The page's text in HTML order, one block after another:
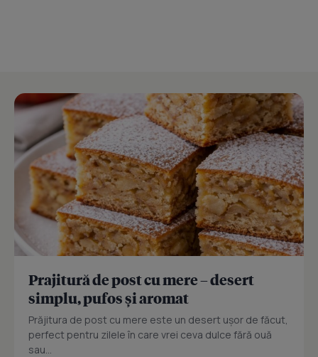
Prajitură de post cu mere – desert
simplu, pufos și aromat
Prăjitura de post cu mere este un desert ușor de făcut,
perfect pentru zilele în care vrei ceva dulce fără ouă
sau...